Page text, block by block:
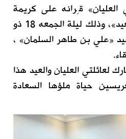
قِرانه على كريمة
الحاج «مصطفى علي العيد»، وذلك ليلة الجمعه 18 ذو
السيد «علي بن طاهر السلمان» ،
لعائلتي العليان والعيد هذا
حياة ملؤها السعادة